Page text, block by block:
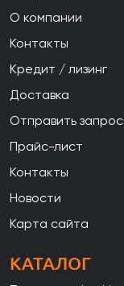
О компании
Контакты
Кредит / лизинг
Доставка
Отправить запрос
Прайс-лист
Контакты
Новости
Карта сайта
КАТАЛОГ